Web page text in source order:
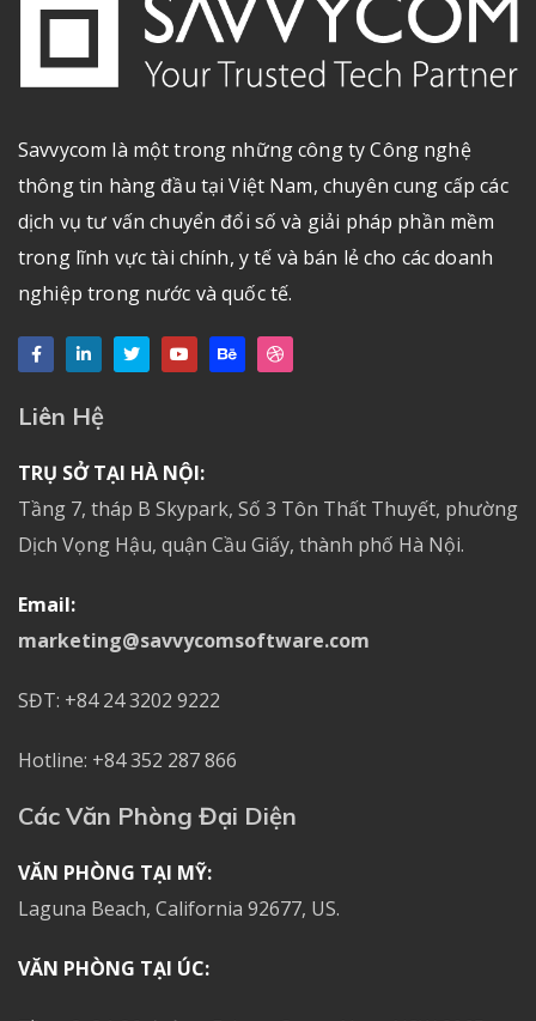
Savvycom là một trong những công ty Công nghệ
thông tin hàng đầu tại Việt Nam, chuyên cung cấp các
dịch vụ tư vấn chuyển đổi số và giải pháp phần mềm
trong lĩnh vực tài chính, y tế và bán lẻ cho các doanh
nghiệp trong nước và quốc tế.
Liên Hệ
TRỤ SỞ TẠI HÀ NỘI:
Tầng 7, tháp B Skypark, Số 3 Tôn Thất Thuyết, phường
Dịch Vọng Hậu, quận Cầu Giấy, thành phố Hà Nội.
Email:
marketing@savvycomsoftware.com
SĐT: +84 24 3202 9222
Hotline: +84 352 287 866
Các Văn Phòng Đại Diện
VĂN PHÒNG TẠI MỸ:
Laguna Beach, California 92677, US.
VĂN PHÒNG TẠI ÚC: